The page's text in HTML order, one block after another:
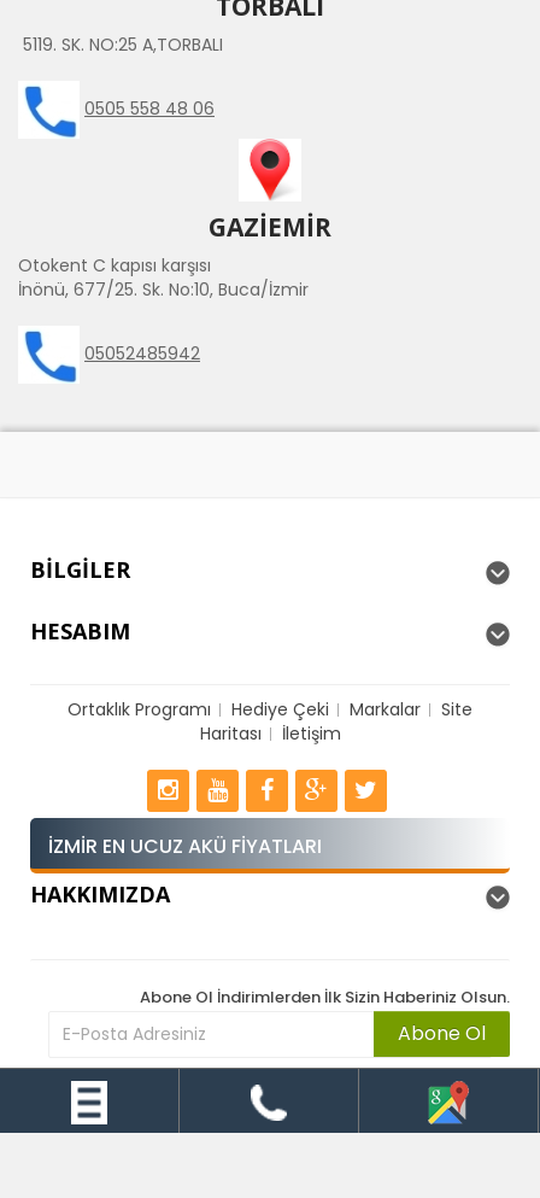
5119. SK. NO:25 A,TORBALI
0505 558 48 06
GAZİEMİR
Otokent C kapısı karşısı
İnönü, 677/25. Sk. No:10, Buca/İzmir
05052485942
BILGILER
HESABIM
Ortaklık Programı Hediye Çeki Markalar
Site
Haritası
İletişim
İZMIR EN UCUZ AKÜ FIYATLARI
HAKKIMIZDA
Abone Ol İndirimlerden İlk Sizin Haberiniz Olsun.
Abone Ol
Ucuz Akü İzmir © 2026 - Tüm Hakları Saklıdır.